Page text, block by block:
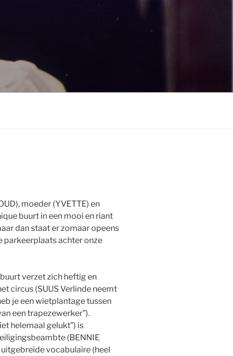
moeder (YVETTE) en
buurt in een mooi en riant
dan staat er zomaar opeens
parkeerplaats achter onze
verzet zich heftig en
circus (SUUS Verlinde neemt
je een wietplantage tussen
een trapezewerker”).
helemaal gelukt”) is
(BENNIE
vocabulaire (heel